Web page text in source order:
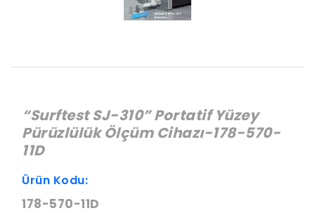
“Surftest SJ-310” Portatif Yüzey
Pürüzlülük Ölçüm Cihazı-178-570-
11D
Ürün Kodu:
178-570-11D